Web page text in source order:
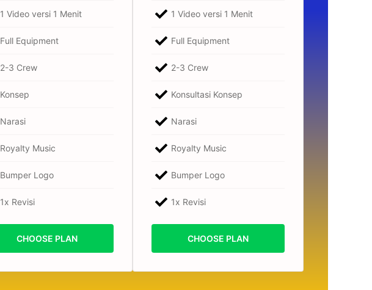
1 Video versi 1 Menit
Full Equipment
2-3 Crew
Konsep
Narasi
Royalty Music
Bumper Logo
1x Revisi
CHOOSE PLAN
1 Video versi 1 Menit
Full Equipment
2-3 Crew
Konsultasi Konsep
Narasi
Royalty Music
Bumper Logo
1x Revisi
CHOOSE PLAN